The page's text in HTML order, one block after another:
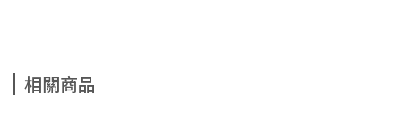
相關商品